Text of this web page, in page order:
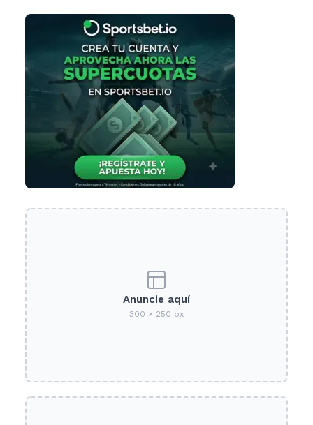
Anuncie aquí
300 × 250 px